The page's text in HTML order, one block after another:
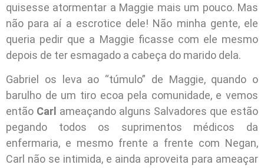
quisesse atormentar a Maggie mais um pouco. Mas
não para aí a escrotice dele! Não minha gente, ele
queria pedir que a Maggie ficasse com ele mesmo
depois de ter esmagado a cabeça do marido dela.
Gabriel os leva ao “túmulo” de Maggie, quando o
barulho de um tiro ecoa pela comunidade, e vemos
então Carl ameaçando alguns Salvadores que estão
pegando todos os suprimentos médicos da
enfermaria, e mesmo frente a frente com Negan,
Carl não se intimida, e ainda aproveita para ameaçar